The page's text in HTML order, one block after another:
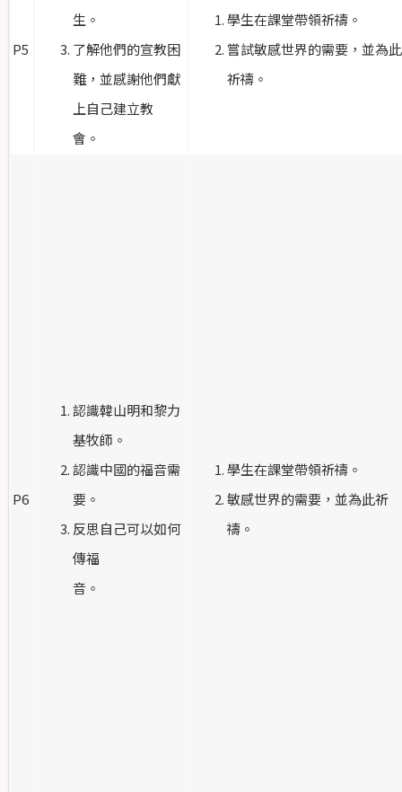
P5
生。
了解他們的宣教困
難，並感謝他們獻
上自己建立教
會。
學生在課堂帶領祈禱。
嘗試敏感世界的需要，並為此
祈禱。
P6
認識韓山明和黎力
基牧師。
認識中國的福音需
要。
反思自己可以如何
傳福
音。
學生在課堂帶領祈禱。
敏感世界的需要，並為此祈
禱。